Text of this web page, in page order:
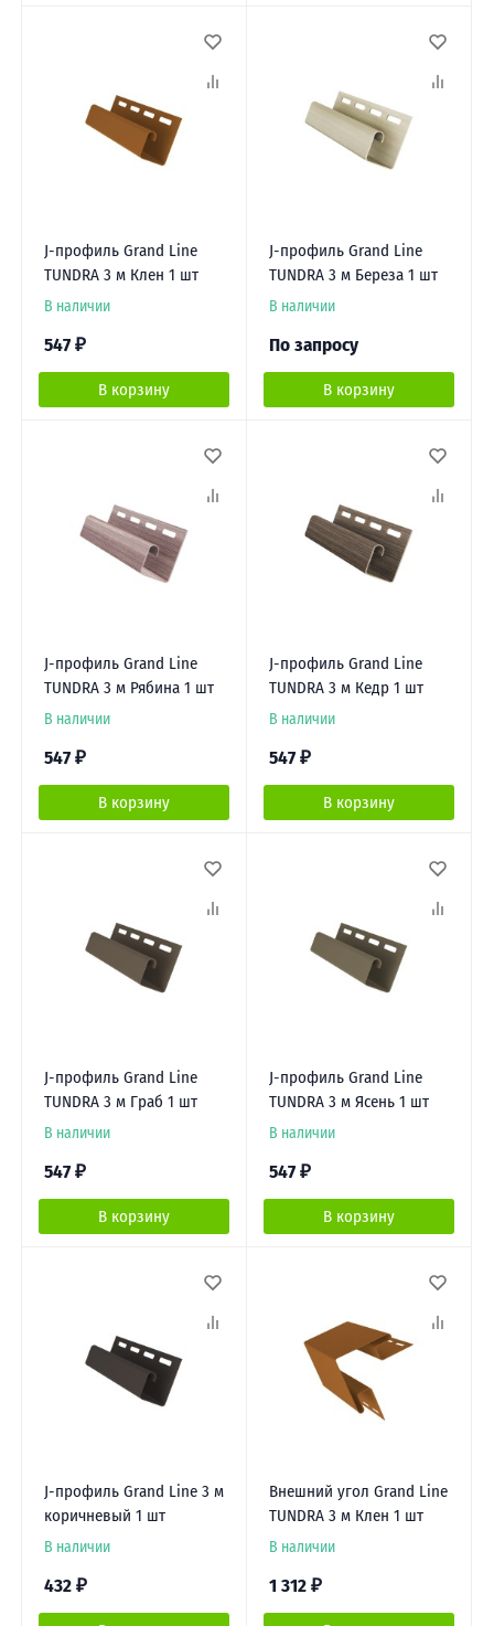
J-профиль Grand Line
TUNDRA 3 м Клен 1 шт
В наличии
547 ₽
В корзину
J-профиль Grand Line
TUNDRA 3 м Береза 1 шт
В наличии
По запросу
В корзину
J-профиль Grand Line
TUNDRA 3 м Рябина 1 шт
В наличии
547 ₽
В корзину
J-профиль Grand Line
TUNDRA 3 м Кедр 1 шт
В наличии
547 ₽
В корзину
J-профиль Grand Line
TUNDRA 3 м Граб 1 шт
В наличии
547 ₽
В корзину
J-профиль Grand Line
TUNDRA 3 м Ясень 1 шт
В наличии
547 ₽
В корзину
J-профиль Grand Line 3 м
коричневый 1 шт
В наличии
432 ₽
Внешний угол Grand Line
TUNDRA 3 м Клен 1 шт
В наличии
1 312 ₽